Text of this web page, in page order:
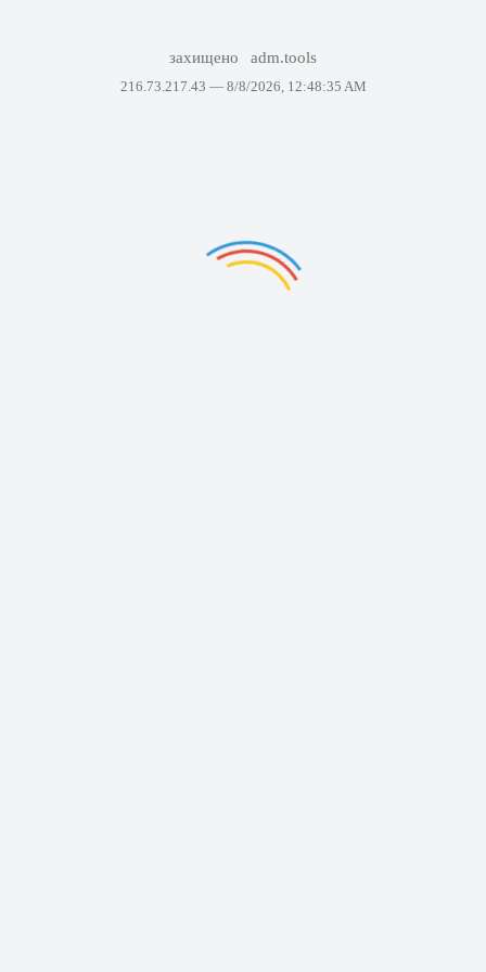
захищено adm.tools
216.73.217.43 — 8/8/2026, 12:48:35 AM